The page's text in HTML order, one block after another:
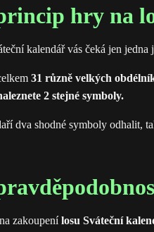
hry na
kalendář vás čeká jen
31 různě velkých
2 stejné symboly.
dva shodné symboly odhalit,
zakoupenílosu Sváteční